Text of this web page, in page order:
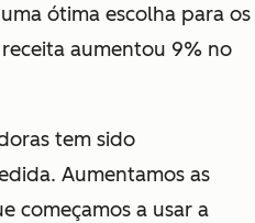
ótima escolha para os
aumentou 9% no
tem sido
Aumentamos as
começamos a usar a